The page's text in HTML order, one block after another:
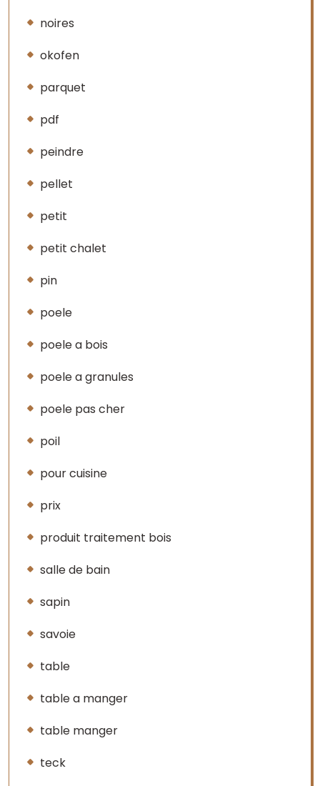
noires
okofen
parquet
pdf
peindre
pellet
petit
petit chalet
pin
poele
poele a bois
poele a granules
poele pas cher
poil
pour cuisine
prix
produit traitement bois
salle de bain
sapin
savoie
table
table a manger
table manger
teck